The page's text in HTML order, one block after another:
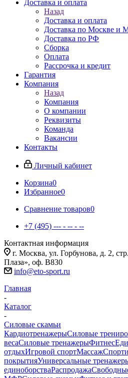
Доставка и оплата
Назад
Доставка и оплата
Доставка по Москве и
Доставка по РФ
Сборка
Оплата
Рассрочка и кредит
Гарантия
Компания
Назад
Компания
О компании
Реквизиты
Команда
Вакансии
Контакты
Личный кабинет
Корзина0
Избранное0
Сравнение товаров0
+7 (495) --- - -- - --
Контактная информация
г. Москва, ул. Горбунова, д. 2,
Плаза», оф. В830
info@eto-sport.ru
Главная
-
Каталог
-
Силовые скамьи
КардиотренажерыСиловые
весаСиловые тренажерыФитнес
отдыхИгровой спортМассаж
покрытияУниверсальные
единоборстваРаспродажа